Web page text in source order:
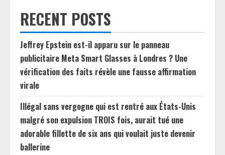
RECENT POSTS
Jeffrey Epstein est-il apparu sur le panneau
publicitaire Meta Smart Glasses à Londres ? Une
vérification des faits révèle une fausse affirmation
virale
Illégal sans vergogne qui est rentré aux États-Unis
malgré son expulsion TROIS fois, aurait tué une
adorable fillette de six ans qui voulait juste devenir
ballerine